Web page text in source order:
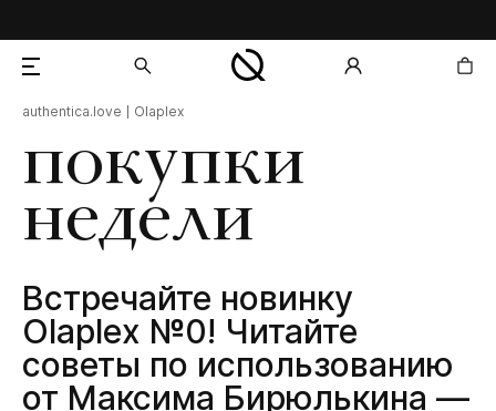
покупки
недели
Встречайте новинку
Olaplex №0! Читайте
советы по использованию
от Максима Бирюлькина —
authentica.love Olaplex